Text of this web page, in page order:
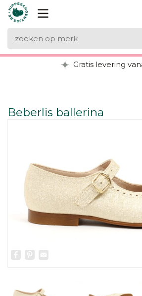
Gratis levering
Beberlis ballerina
Facebook
Pinterest